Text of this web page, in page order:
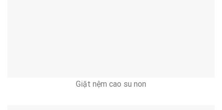
Giặt nệm cao su non